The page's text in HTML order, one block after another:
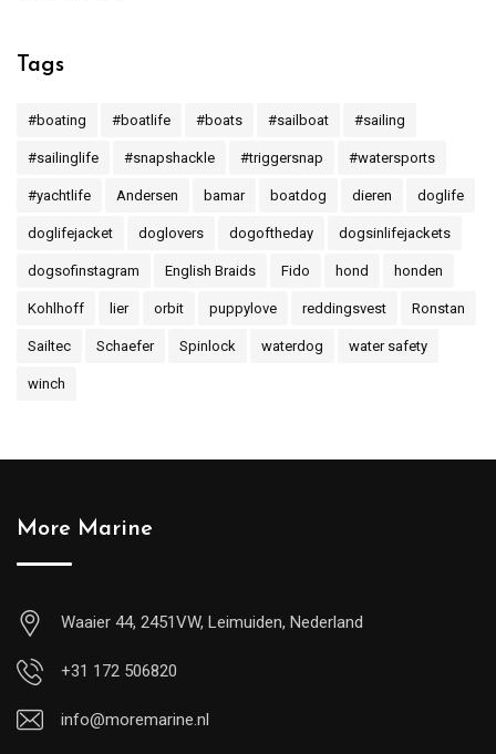
Tags
#boating #boatlife #boats #sailboat #sailing
#sailinglife #snapshackle #triggersnap #watersports
#yachtlife Andersen bamar boatdog dieren doglife
doglifejacket doglovers dogoftheday dogsinlifejackets
dogsofinstagram English Braids Fido hond honden
Kohlhoff lier orbit puppylove reddingsvest Ronstan
Sailtec Schaefer Spinlock waterdog water safety
winch
More Marine
Waaier 44, 2451VW, Leimuiden, Nederland
+31 172 506820
info@moremarine.nl